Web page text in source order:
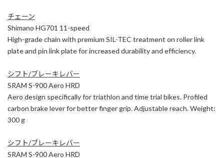
チェーン
Shimano HG701 11-speed
High-grade chain with premium SIL-TEC treatment on roller link
plate and pin link plate for increased durability and efficiency.
シフト/ブレーキレバー
SRAM S-900 Aero HRD
Aero design specifically for triathlon and time trial bikes. Profiled
carbon brake lever for better finger grip. Adjustable reach. Weight:
300 g
シフト/ブレーキレバー
SRAM S-900 Aero HRD